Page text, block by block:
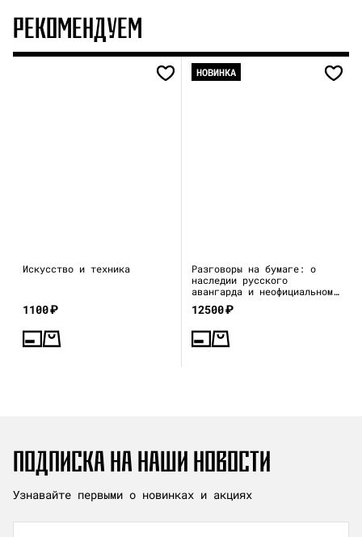
РЕКОМЕНДУЕМ
Искусство и техника
1100₽
НОВИНКА
Разговоры на бумаге: о
наследии русского
авангарда и неофициальном
искусстве 1970–80-х
12500₽
ПОДПИСКА НА НАШИ НОВОСТИ
Узнавайте первыми о новинках и акциях